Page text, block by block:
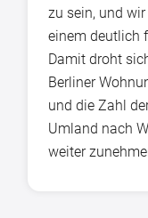
zu sein, und
einem deutlich
Damit droht
Berliner
und die Zahl
Umland nach
weiter